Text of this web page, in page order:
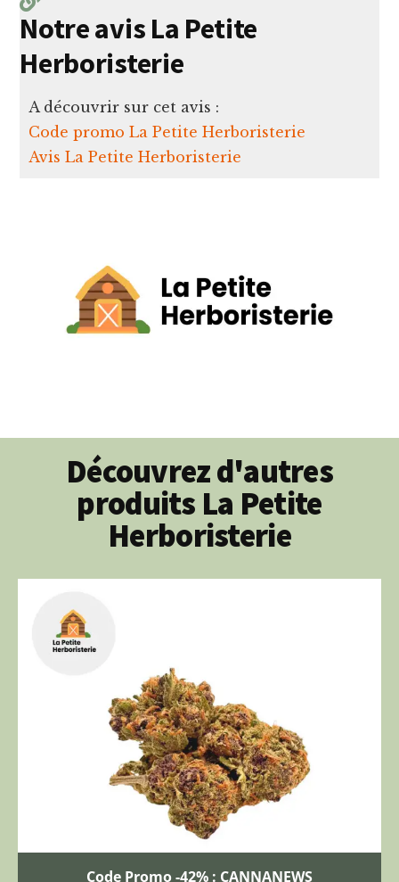
Notre avis La Petite
Herboristerie
A découvrir sur cet avis :
Code promo La Petite Herboristerie
Avis La Petite Herboristerie
Découvrez d'autres
produits La Petite
Herboristerie
Code Promo -42% : CANNANEWS